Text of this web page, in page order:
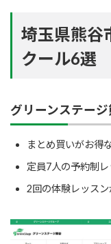
埼玉県熊谷
クール6選
グリーンステージ
まとめ買いがお得
定員7人の予約制レ
2回の体験レッス